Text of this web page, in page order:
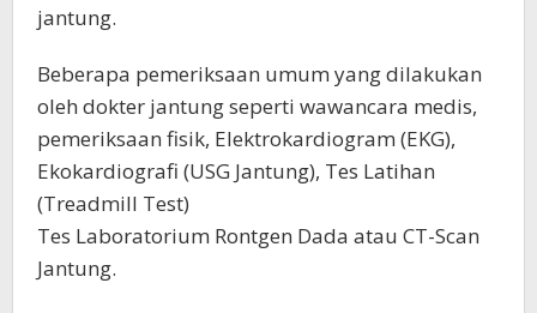
jantung.
Beberapa pemeriksaan umum yang dilakukan
oleh dokter jantung seperti wawancara medis,
pemeriksaan fisik, Elektrokardiogram (EKG),
Ekokardiografi (USG Jantung), Tes Latihan
(Treadmill Test)
Tes Laboratorium Rontgen Dada atau CT-Scan
Jantung.